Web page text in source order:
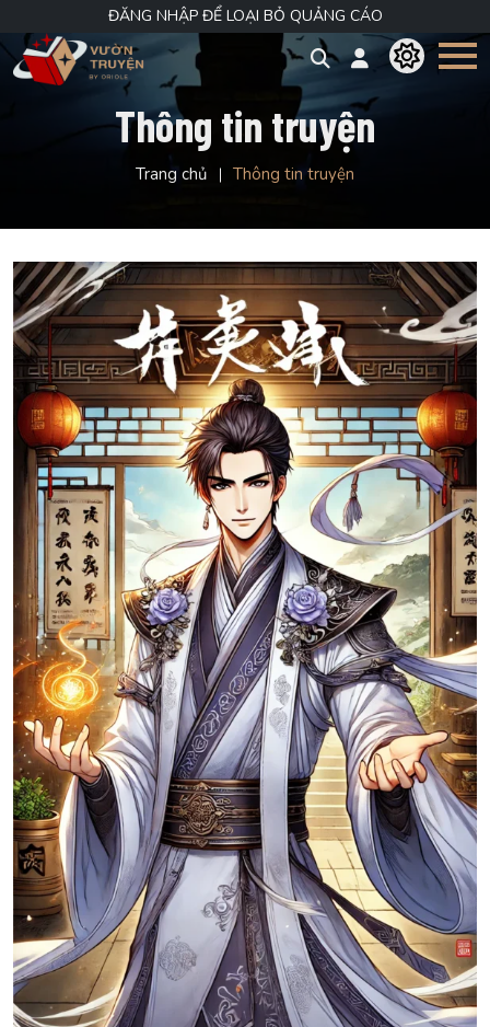
ĐĂNG NHẬP ĐỂ LOẠI BỎ QUẢNG CÁO
Thông tin truyện
Trang chủ Thông tin truyện